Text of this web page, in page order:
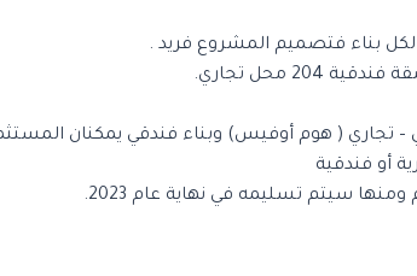
تجاري ( هوم أوفيس) وبناء فندقي يمكنان
أو فندقية
سيتم تسليمه في نهاية عام 2023.